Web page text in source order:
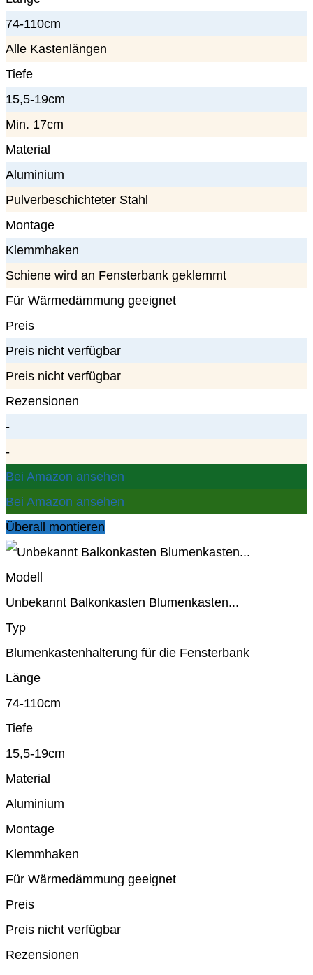
74-110cm
Alle Kastenlängen
Tiefe
15,5-19cm
Min. 17cm
Material
Aluminium
Pulverbeschichteter Stahl
Montage
Klemmhaken
Schiene wird an Fensterbank geklemmt
Für Wärmedämmung geeignet
Preis
Preis nicht verfügbar
Preis nicht verfügbar
Rezensionen
-
-
Bei Amazon ansehen
Bei Amazon ansehen
Überall montieren
Modell
Unbekannt Balkonkasten Blumenkasten...
Typ
Blumenkastenhalterung für die Fensterbank
Länge
74-110cm
Tiefe
15,5-19cm
Material
Aluminium
Montage
Klemmhaken
Für Wärmedämmung geeignet
Preis
Preis nicht verfügbar
Rezensionen